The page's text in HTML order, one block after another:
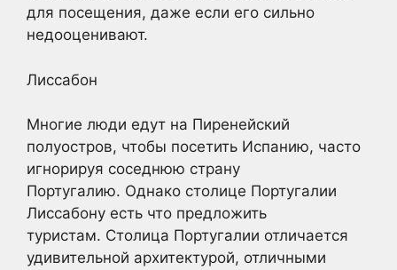
для посещения, даже если его сильно
недооценивают.
Лиссабон
Многие люди едут на Пиренейский
полуостров, чтобы посетить Испанию, часто
игнорируя соседнюю страну
Португалию. Однако столице Португалии
Лиссабону есть что предложить
туристам. Столица Португалии отличается
удивительной архитектурой, отличными